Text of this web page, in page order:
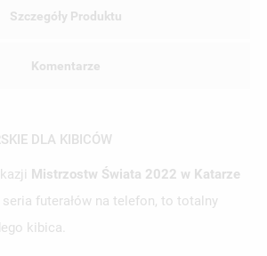
Szczegóły Produktu
Komentarze
DLA KIBICÓW
Mistrzostw Świata 2022 w Katarze
futerałów na telefon, to totalny
kibica.